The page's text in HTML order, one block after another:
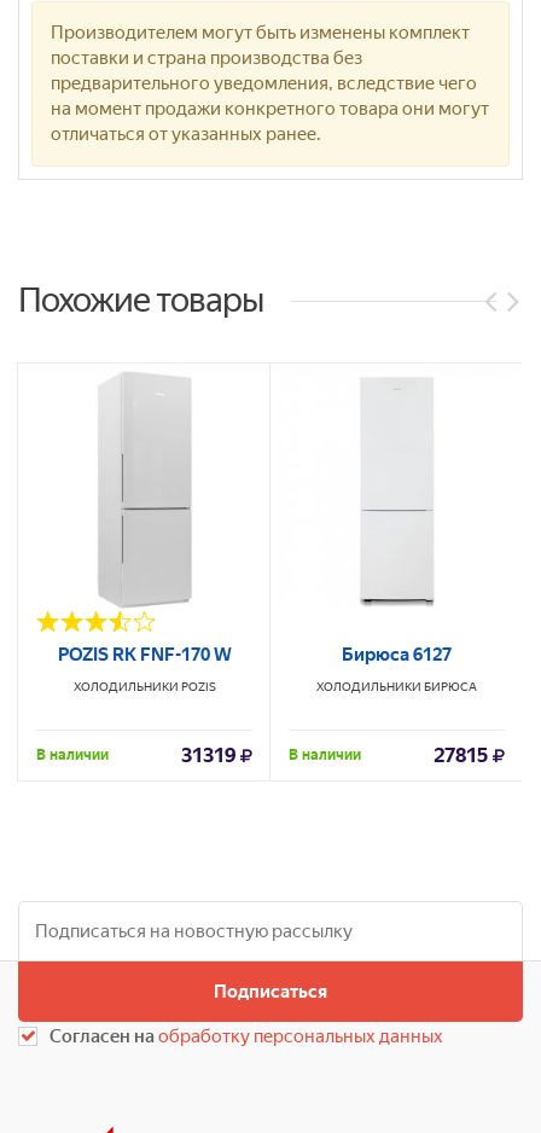
Производителем могут быть изменены комплект
поставки и страна производства без
предварительного уведомления, вследствие чего
на момент продажи конкретного товара они могут
отличаться от указанных ранее.
Похожие товары
POZIS RK FNF-170 W
ХОЛОДИЛЬНИКИ POZIS
В наличии 31319
Бирюса 6127
ХОЛОДИЛЬНИКИ БИРЮСА
В наличии 27815
Подписаться
Согласен наобработку персональных данных